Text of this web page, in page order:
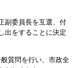
副委員長を互選、付
出をすることに決定
質問を行い、市政全